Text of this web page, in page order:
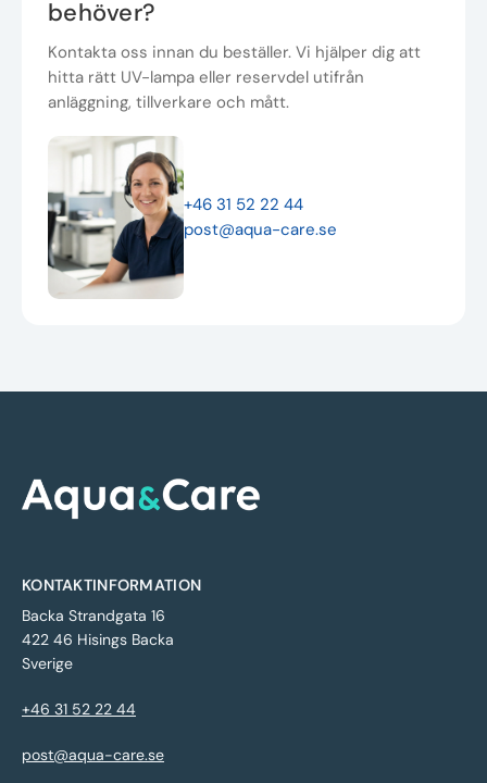
behöver?
Kontakta oss innan du beställer. Vi hjälper dig att
hitta rätt UV-lampa eller reservdel utifrån
anläggning, tillverkare och mått.
+46 31 52 22 44
post@aqua-care.se
KONTAKTINFORMATION
Backa Strandgata 16
422 46 Hisings Backa
Sverige
+46 31 52 22 44
post@aqua-care.se